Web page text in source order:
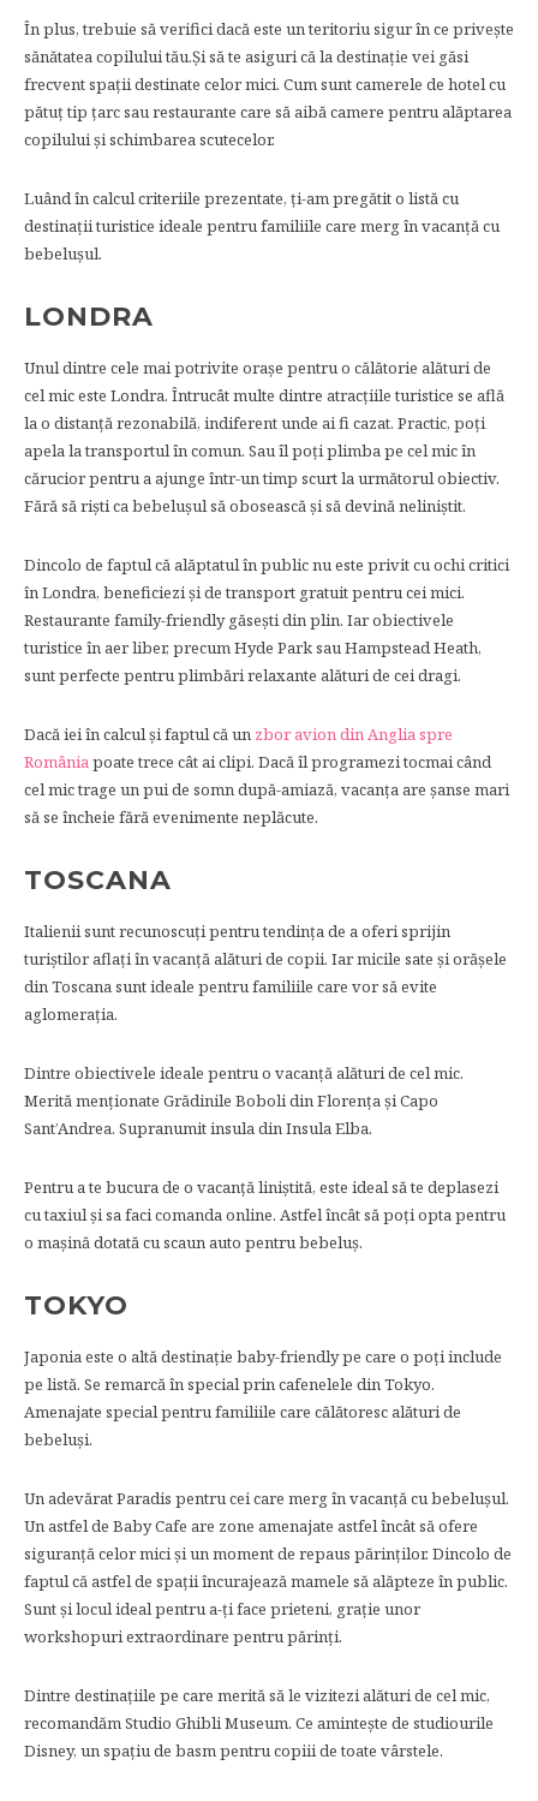
În plus, trebuie să verifici dacă este un teritoriu sigur în ce priveşte
sănătatea copilului tău.Și să te asiguri că la destinaţie vei găsi
frecvent spaţii destinate celor mici. Cum sunt camerele de hotel cu
pătuţ tip ţarc sau restaurante care să aibă camere pentru alăptarea
copilului şi schimbarea scutecelor.
Luând în calcul criteriile prezentate, ţi-am pregătit o listă cu
destinaţii turistice ideale pentru familiile care merg în vacanţă cu
bebeluşul.
LONDRA
Unul dintre cele mai potrivite oraşe pentru o călătorie alături de
cel mic este Londra. Întrucât multe dintre atracţiile turistice se află
la o distanţă rezonabilă, indiferent unde ai fi cazat. Practic, poţi
apela la transportul în comun. Sau îl poţi plimba pe cel mic în
cărucior pentru a ajunge într-un timp scurt la următorul obiectiv.
Fără să rişti ca bebeluşul să obosească şi să devină neliniştit.
Dincolo de faptul că alăptatul în public nu este privit cu ochi critici
în Londra, beneficiezi şi de transport gratuit pentru cei mici.
Restaurante family-friendly găseşti din plin. Iar obiectivele
turistice în aer liber, precum Hyde Park sau Hampstead Heath,
sunt perfecte pentru plimbări relaxante alături de cei dragi.
Dacă iei în calcul şi faptul că un zbor avion din Anglia spre
Româniapoate trece cât ai clipi. Dacă îl programezi tocmai când
cel mic trage un pui de somn după-amiază, vacanţa are şanse mari
să se încheie fără evenimente neplăcute.
TOSCANA
Italienii sunt recunoscuţi pentru tendinţa de a oferi sprijin
turiştilor aflaţi în vacanţă alături de copii. Iar micile sate şi orăşele
din Toscana sunt ideale pentru familiile care vor să evite
aglomeraţia.
Dintre obiectivele ideale pentru o vacanţă alături de cel mic.
Merită menţionate Grădinile Boboli din Florenţa şi Capo
Sant’Andrea. Supranumit insula din Insula Elba.
Pentru a te bucura de o vacanţă liniştită, este ideal să te deplasezi
cu taxiul și sa faci comanda online. Astfel încât să poți opta pentru
o mașină dotată cu scaun auto pentru bebeluş.
TOKYO
Japonia este o altă destinaţie baby-friendly pe care o poţi include
pe listă. Se remarcă în special prin cafenelele din Tokyo.
Amenajate special pentru familiile care călătoresc alături de
bebeluşi.
Un adevărat Paradis pentru cei care merg în vacanţă cu bebeluşul.
Un astfel de Baby Cafe are zone amenajate astfel încât să ofere
siguranţă celor mici şi un moment de repaus părinţilor. Dincolo de
faptul că astfel de spaţii încurajează mamele să alăpteze în public.
Sunt şi locul ideal pentru a-ţi face prieteni, graţie unor
workshopuri extraordinare pentru părinți.
Dintre destinaţiile pe care merită să le vizitezi alături de cel mic,
recomandăm Studio Ghibli Museum. Ce aminteşte de studiourile
Disney, un spaţiu de basm pentru copiii de toate vârstele.